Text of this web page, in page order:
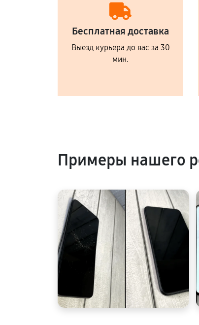
Бесплатная доставка
Выезд курьера до вас за 30
мин.
Примеры нашего